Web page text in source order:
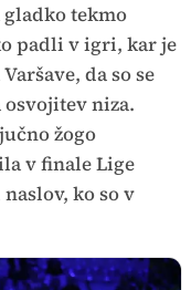
gladko tekmo
padli v igri, kar je
da so se
niza.
žogo
v finale Lige
ko so v